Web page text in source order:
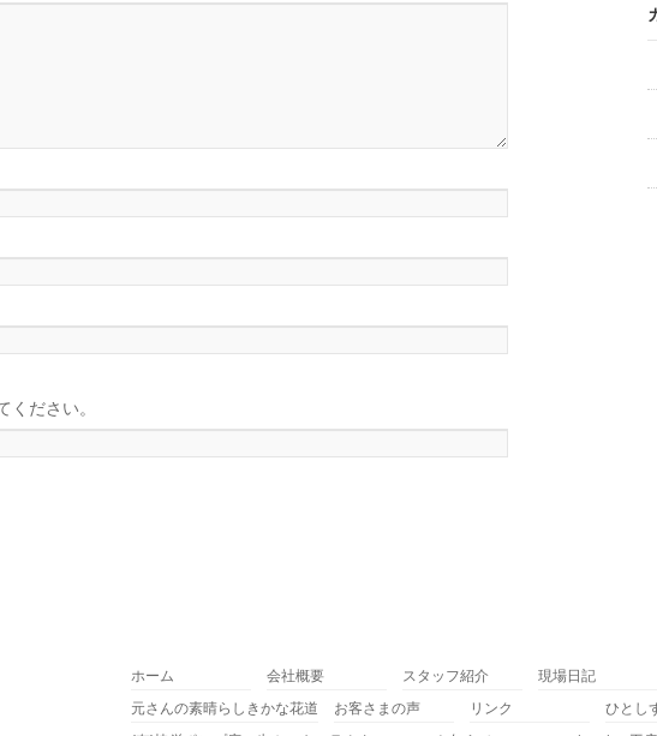
ください。
ホーム 会社概要 スタッフ紹介 現場日記
元さんの素晴らしきかな花道
お客さまの声 リンク
ひとし